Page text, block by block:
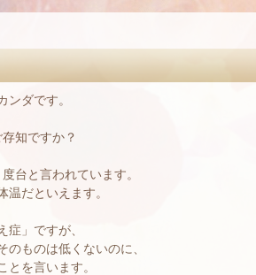
ンダです。
知ですか？
台と言われています。
温だといえます。
症」ですが、
ものは低くないのに、
とを言います。